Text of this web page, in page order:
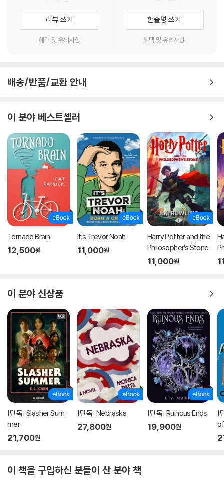
리뷰 쓰기
혜택 및 유의사항
한줄평 쓰기
혜택 및 유의사항
배송/반품/교환 안내
이 분야 베스트셀러
Tornado Brain
12,500원
It's Trevor Noah
11,000원
Harry Potter and the
Philosopher’s Stone
11,000원
이 분야 신상품
[단독] Slasher Sum
mer
21,700원
[단독] Nebraska
27,800원
[단독] Ruinous Ends
19,900원
[
이 책을 구입하신 분들이 산 분야 책